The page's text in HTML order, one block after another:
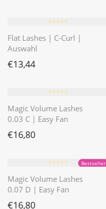
⭐️⭐️⭐️⭐️⭐️
Flat Lashes | C-Curl |
Auswahl
€13,44
⭐️⭐️⭐️⭐️⭐️
Magic Volume Lashes
0.03 C | Easy Fan
€16,80
Bestseller
⭐️⭐️⭐️⭐️⭐️
Magic Volume Lashes
0.07 D | Easy Fan
€16,80